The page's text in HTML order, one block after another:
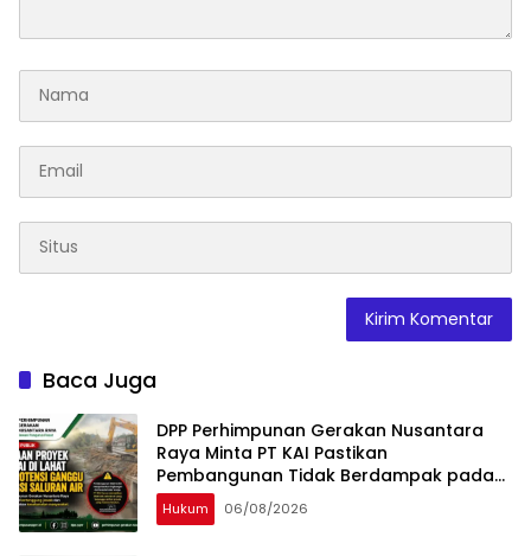
Baca Juga
DPP Perhimpunan Gerakan Nusantara
Raya Minta PT KAI Pastikan
Pembangunan Tidak Berdampak pada
Fungsi Drainase Masyarakat Lahat
Hukum 06/08/2026